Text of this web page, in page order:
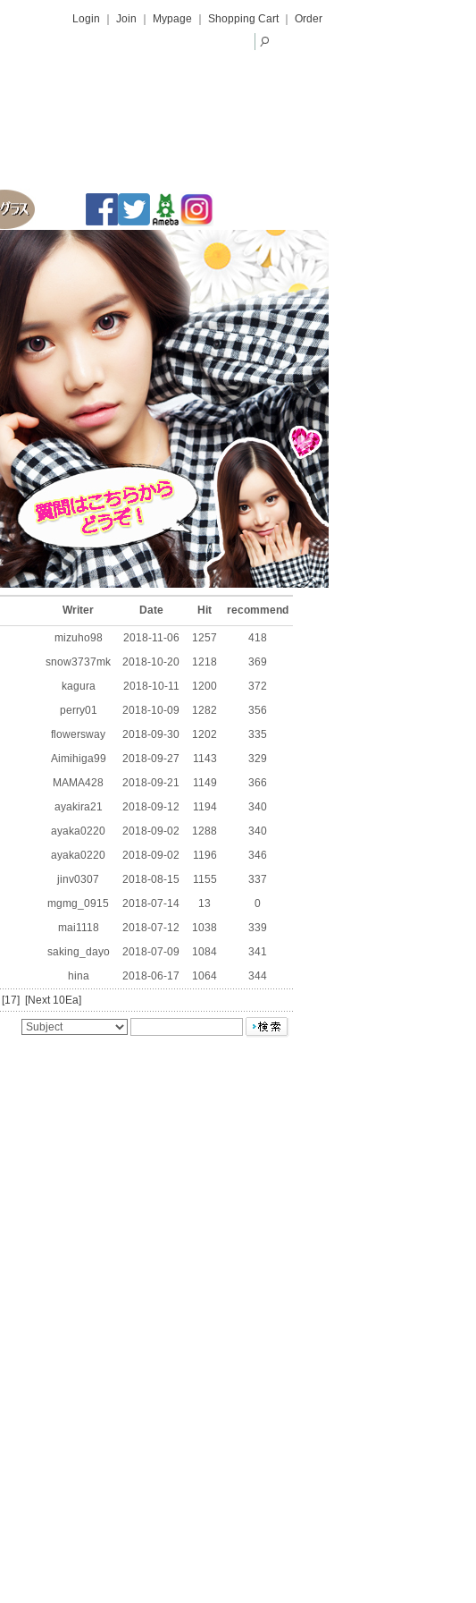
Login Join Mypage Shopping Cart｜ Order
Writer Date Hit recommend
mizuho98 2018-11-06 1257
418
snow3737mk 2018-10-20 1218
369
kagura 2018-10-11 1200
372
perry01 2018-10-09 1282
356
flowersway 2018-09-30 1202
335
Aimihiga99 2018-09-27 1143
329
MAMA428 2018-09-21 1149
366
ayakira21 2018-09-12 1194
340
ayaka0220 2018-09-02 1288
340
ayaka0220 2018-09-02 1196
346
jinv0307 2018-08-15 1155
337
mgmg_0915 2018-07-14 13
0
mai1118 2018-07-12 1038
339
saking_dayo 2018-07-09 1084
341
hina 2018-06-17 1064
344
[17] [Next 10Ea]